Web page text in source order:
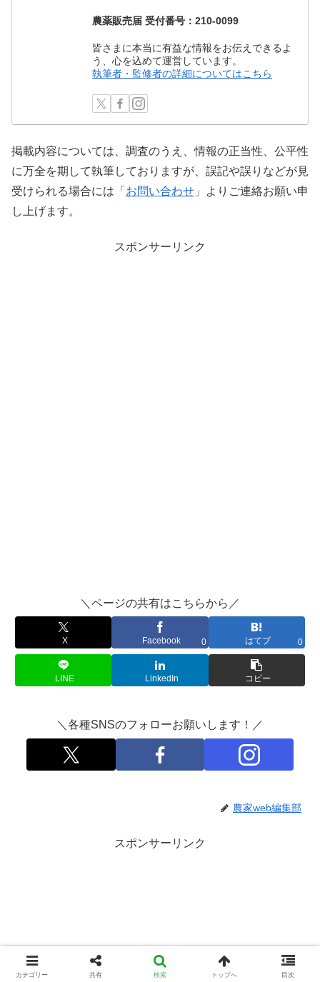
農薬販売届 受付番号：210-0099
皆さまに本当に有益な情報をお伝えできるよ
う、心を込めて運営しています。
執筆者・監修者の詳細についてはこちら
掲載内容については、調査のうえ、情報の正当性、公平性
に万全を期して執筆しておりますが、誤記や誤りなどが見
受けられる場合には「 お問い合わせ 」よりご連絡お願い申
し上げます。
スポンサーリンク
＼ページの共有はこちらから／
X Facebook 0 はてブ 0
LINE LinkedIn コピー
＼各種SNSのフォローお願いします！／
農家web編集部
スポンサーリンク
カテゴリー 共有 検索 トップへ 目次